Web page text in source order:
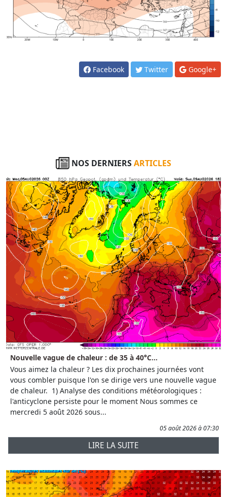
Facebook Twitter Google+
NOS DERNIERSARTICLES
Nouvelle vague de chaleur : de 35 à 40°C...
Vous aimez la chaleur ? Les dix prochaines journées vont
vous combler puisque l'on se dirige vers une nouvelle vague
de chaleur. 1) Analyse des conditions météorologiques :
l'anticyclone persiste pour le moment Nous sommes ce
mercredi 5 août 2026 sous...
05 août 2026 à 07:30
LIRE LA SUITE